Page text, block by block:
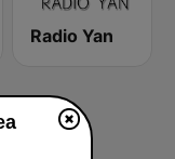
Radio Yan